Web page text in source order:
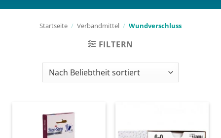
Startseite / Verbandmittel / Wundverschluss
FILTERN